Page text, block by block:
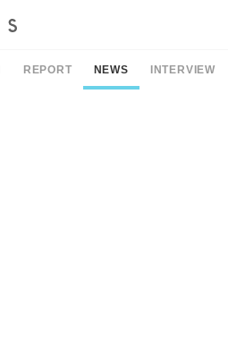
REPORT NEWS INTERVIEW